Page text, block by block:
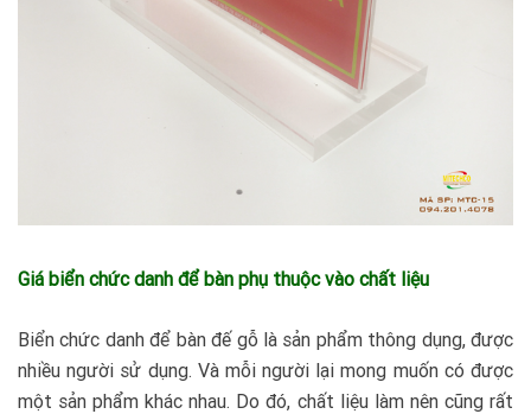
Giá biển chức danh để bàn phụ thuộc vào chất liệu
Biển chức danh để bàn đế gỗ là sản phẩm thông dụng, được
nhiều người sử dụng. Và mỗi người lại mong muốn có được
một sản phẩm khác nhau. Do đó, chất liệu làm nên cũng rất